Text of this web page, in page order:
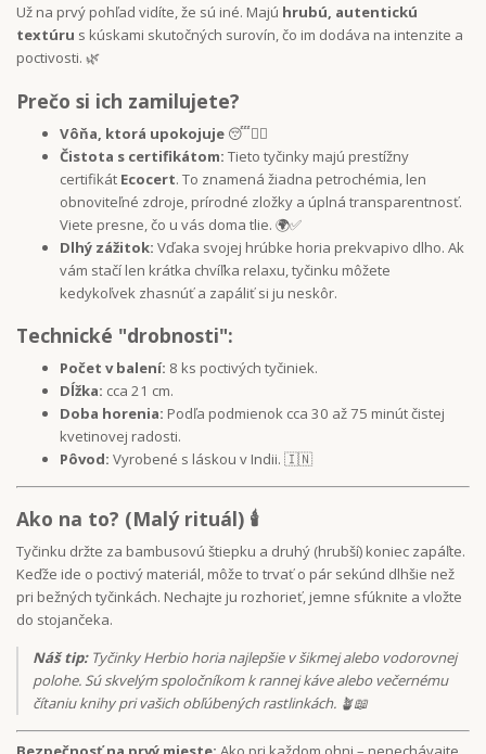
Už na prvý pohľad vidíte, že sú iné. Majú hrubú, autentickú
textúru s kúskami skutočných surovín, čo im dodáva na intenzite a
poctivosti. 🌿
Prečo si ich zamilujete?
Vôňa, ktorá upokojuje 😴🧘‍♀️
Čistota s certifikátom: Tieto tyčinky majú prestížny
certifikát Ecocert. To znamená žiadna petrochémia, len
obnoviteľné zdroje, prírodné zložky a úplná transparentnosť.
Viete presne, čo u vás doma tlie. 🌍✅
Dlhý zážitok: Vďaka svojej hrúbke horia prekvapivo dlho. Ak
vám stačí len krátka chvíľka relaxu, tyčinku môžete
kedykoľvek zhasnúť a zapáliť si ju neskôr.
Technické "drobnosti":
Počet v balení: 8 ks poctivých tyčiniek.
Dĺžka: cca 21 cm.
Doba horenia: Podľa podmienok cca 30 až 75 minút čistej
kvetinovej radosti.
Pôvod: Vyrobené s láskou v Indii. 🇮🇳
Ako na to? (Malý rituál) 🕯️
Tyčinku držte za bambusovú štiepku a druhý (hrubší) koniec zapáľte.
Keďže ide o poctivý materiál, môže to trvať o pár sekúnd dlhšie než
pri bežných tyčinkách. Nechajte ju rozhorieť, jemne sfúknite a vložte
do stojančeka.
Náš tip:Tyčinky Herbio horia najlepšie v šikmej alebo vodorovnej
polohe. Sú skvelým spoločníkom k rannej káve alebo večernému
čítaniu knihy pri vašich obľúbených rastlinkách. 🪴📖